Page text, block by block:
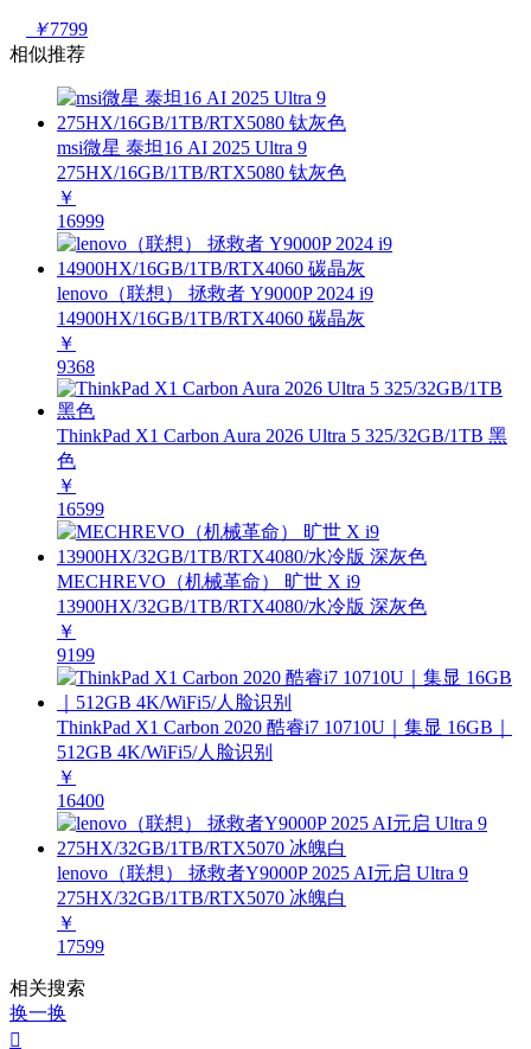
￥7799
相似推荐
msi微星 泰坦16 AI 2025 Ultra 9
275HX/16GB/1TB/RTX5080 钛灰色
￥
16999
lenovo（联想） 拯救者 Y9000P 2024 i9
14900HX/16GB/1TB/RTX4060 碳晶灰
￥
9368
ThinkPad X1 Carbon Aura 2026 Ultra 5 325/32GB/1TB 黑
色
￥
16599
MECHREVO（机械革命） 旷世 X i9
13900HX/32GB/1TB/RTX4080/水冷版 深灰色
￥
9199
ThinkPad X1 Carbon 2020 酷睿i7 10710U｜集显 16GB｜
512GB 4K/WiFi5/人脸识别
￥
16400
lenovo（联想） 拯救者Y9000P 2025 AI元启 Ultra 9
275HX/32GB/1TB/RTX5070 冰魄白
￥
17599
相关搜索
换一换
